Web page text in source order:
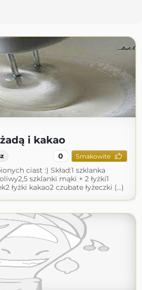
i kakao
0 Smakowite
ciast :) Skład:1 szklanka
szklanki mąki + 2 łyżki1
łyżki kakao2 czubate łyżeczki (...)